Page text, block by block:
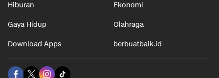
Hiburan Ekonomi
Gaya Hidup Olahraga
Download Apps berbuatbaik.id